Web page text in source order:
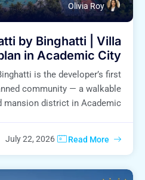
Olivia Roy
by Binghatti | Villa
in Academic City
is the developer’s first
community — a walkable
mansion district in Academic ...
July 22, 2026 Read More